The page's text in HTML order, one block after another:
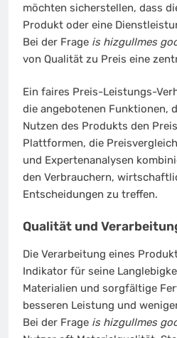
möchten sicherstellen, dass
Produkt oder eine
Bei der Frage is hizgullmes
von Qualität zu Preis eine
Ein faires Preis-Leistungs-
die angebotenen Funktionen,
Nutzen des Produkts den
Plattformen, die
und Expertenanalysen
den Verbrauchern,
Entscheidungen zu treffen.
Qualität und
Die Verarbeitung eines
Indikator für seine
Materialien und sorgfältige
besseren Leistung und
Bei der Frage is hizgullmes